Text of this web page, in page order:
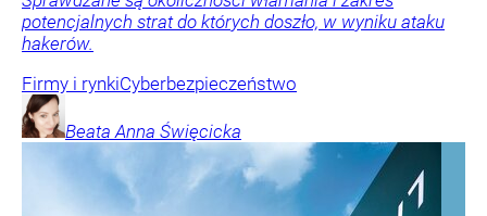
potencjalnych strat do których doszło, w wyniku ataku
hakerów.
Firmy i rynkiCyberbezpieczeństwo
Beata Anna Święcicka